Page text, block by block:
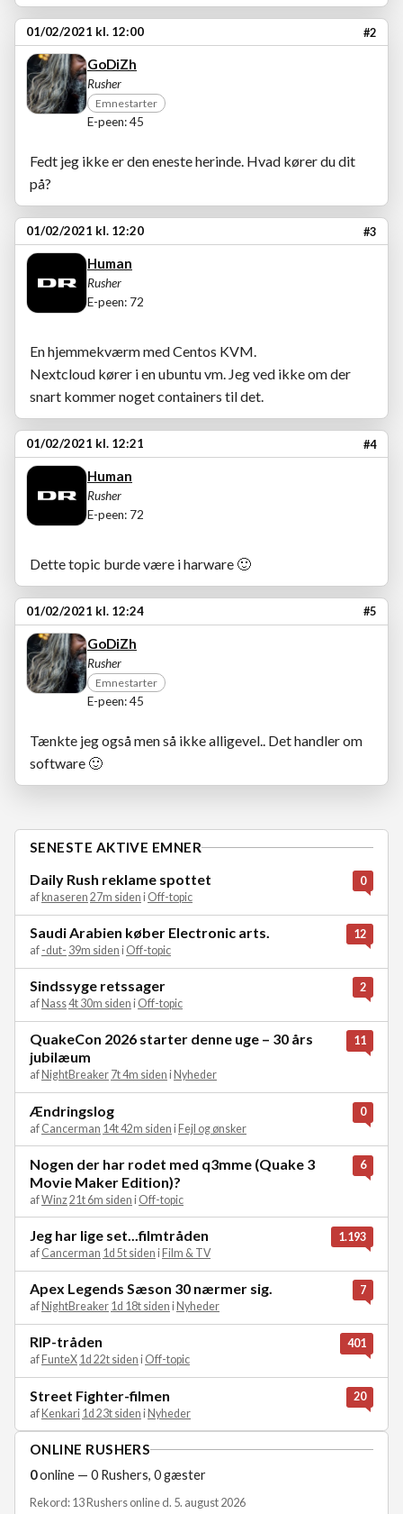
01/02/2021 kl. 12:00 #2
GoDiZh
Rusher
Emnestarter
E-peen: 45
Fedt jeg ikke er den eneste herinde. Hvad kører du dit
på?
01/02/2021 kl. 12:20 #3
Human
Rusher
E-peen: 72
En hjemmekværm med Centos KVM.
Nextcloud kører i en ubuntu vm. Jeg ved ikke om der
snart kommer noget containers til det.
01/02/2021 kl. 12:21 #4
Human
Rusher
E-peen: 72
Dette topic burde være i harware 🙂
01/02/2021 kl. 12:24 #5
GoDiZh
Rusher
Emnestarter
E-peen: 45
Tænkte jeg også men så ikke alligevel.. Det handler om
software 🙂
SENESTE AKTIVE EMNER
Daily Rush reklame spottet
af knaseren 27m siden i Off-topic
0
Saudi Arabien køber Electronic arts.
af -dut- 39m siden i Off-topic
12
Sindssyge retssager
af Nass4t 30m siden i Off-topic
2
QuakeCon 2026 starter denne uge – 30 års
jubilæum
af NightBreaker 7t 4m siden i Nyheder
11
Ændringslog
af Cancerman 14t 42m siden iFejl og ønsker
0
Nogen der har rodet med q3mme (Quake 3
Movie Maker Edition)?
afWinz21t 6m siden i Off-topic
6
Jeg har lige set...filmtråden
af Cancerman 1d 5t siden i Film & TV
1.193
Apex Legends Sæson 30 nærmer sig.
af NightBreaker 1d 18t siden i Nyheder
7
RIP-tråden
af FunteX 1d 22t siden i Off-topic
401
Street Fighter-filmen
afKenkari 1d 23t siden iNyheder
20
ONLINE RUSHERS
0online — 0 Rushers, 0 gæster
Rekord: 13 Rushers online d. 5. august 2026